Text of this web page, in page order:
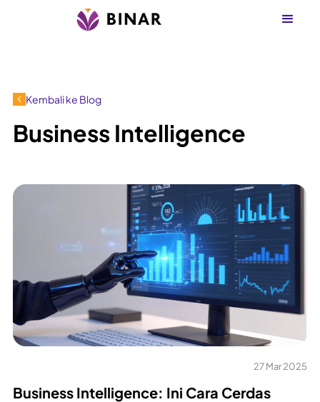
Kembali ke Blog
Business Intelligence
27 Mar 2025
Business Intelligence: Ini Cara Cerdas